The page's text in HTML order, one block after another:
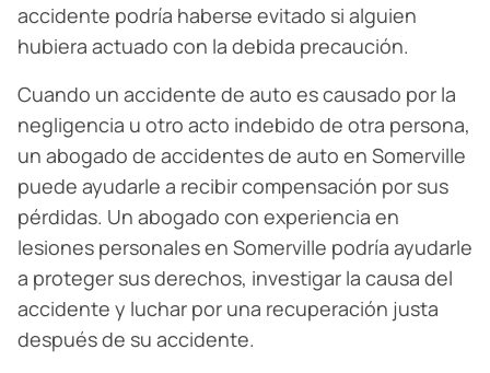
accidente podría haberse evitado si alguien
hubiera actuado con la debida precaución.
Cuando un accidente de auto es causado por la
negligencia u otro acto indebido de otra persona,
un abogado de accidentes de auto en Somerville
puede ayudarle a recibir compensación por sus
pérdidas. Un abogado con experiencia en
lesiones personales en Somerville podría ayudarle
a proteger sus derechos, investigar la causa del
accidente y luchar por una recuperación justa
después de su accidente.